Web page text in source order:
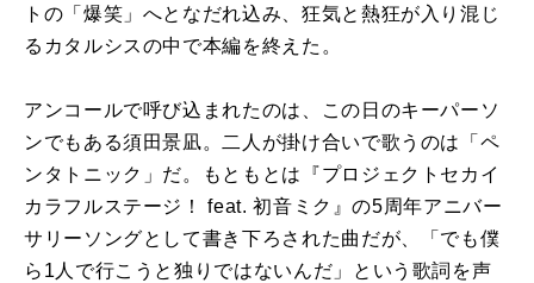
トの「爆笑」へとなだれ込み、狂気と熱狂が入り混じ
るカタルシスの中で本編を終えた。
アンコールで呼び込まれたのは、この日のキーパーソ
ンでもある須田景凪。二人が掛け合いで歌うのは「ペ
ンタトニック」だ。もともとは『プロジェクトセカイ
カラフルステージ！ feat. 初音ミク』の5周年アニバー
サリーソングとして書き下ろされた曲だが、「でも僕
ら1人で行こうと独りではないんだ」という歌詞を声